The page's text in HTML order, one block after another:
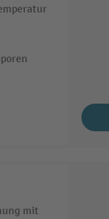
mit